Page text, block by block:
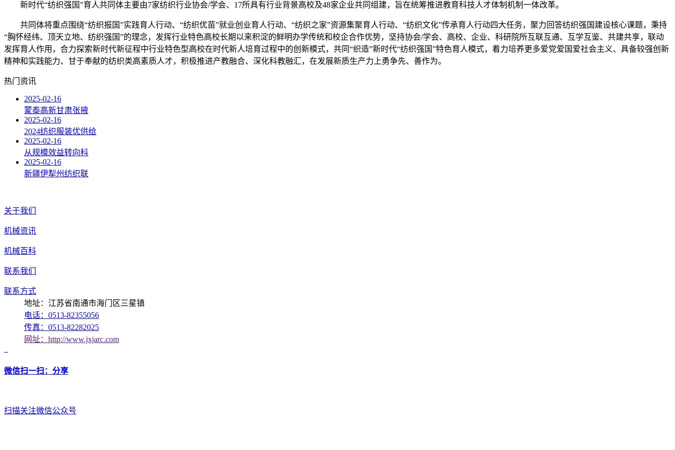
新时代“纺织强国”育人共同体主要由7家纺织行业协会/学会、17所具有行业背景高校及48家企业共同组建，旨在统筹推进教育科技人才体制机制一体改革。
共同体将重点围绕“纺织报国”实践育人行动、“纺织优苗”就业创业育人行动、“纺织之家”资源集聚育人行动、“纺织文化”传承育人行动四大任务，聚力回答纺织强国建设核心课题，秉持
“胸怀经纬、顶天立地、纺织强国”的理念，发挥行业特色高校长期以来积淀的鲜明办学传统和校企合作优势，坚持协会/学会、高校、企业、科研院所互联互通、互学互鉴、共建共享，联动
发挥育人作用，合力探索新时代新征程中行业特色型高校在时代新人培育过程中的创新模式，共同“织造”新时代“纺织强国”特色育人模式，着力培养更多爱党爱国爱社会主义、具备较强创新
精神和实践能力、甘于奉献的纺织类高素质人才，积极推进产教融合、深化科教融汇，在发展新质生产力上勇争先、善作为。
热门资讯
2025-02-16
蒙泰高新甘肃张掖
2025-02-16
2024纺织服装优供给
2025-02-16
从规模效益转向科
2025-02-16
新疆伊犁州纺织联
关于我们
机械资讯
机械百科
联系我们
联系方式
地址：江苏省南通市海门区三星镇
电话：0513-82355056
传真：0513-82282025
网址：http://www.jxjarc.com
微信扫一扫：分享
扫描关注微信公众号